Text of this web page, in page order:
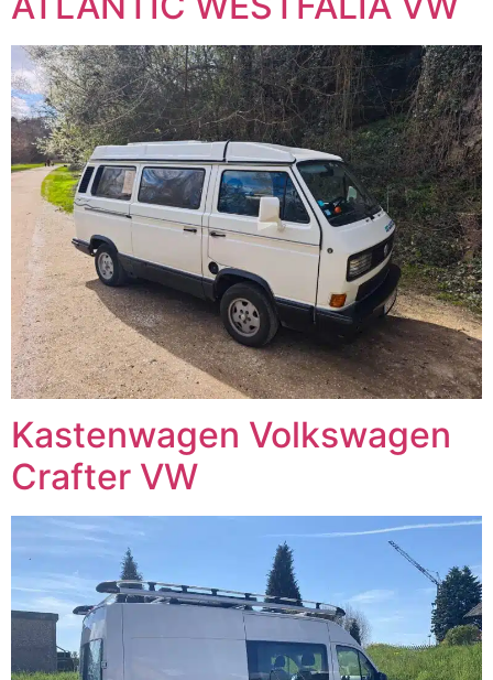
Kastenwagen Volkswagen
Crafter VW